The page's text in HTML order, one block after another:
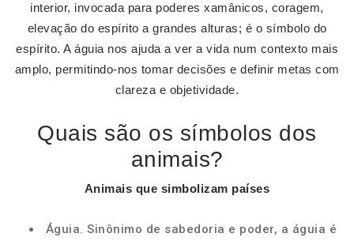
interior, invocada para poderes xamânicos, coragem,
elevação do espírito a grandes alturas; é o símbolo do
espírito. A águia nos ajuda a ver a vida num contexto mais
amplo, permitindo-nos tomar decisões e definir metas com
clareza e objetividade.
Quais são os símbolos dos
animais?
Animais que simbolizam países
Águia. Sinônimo de sabedoria e poder, a águia é